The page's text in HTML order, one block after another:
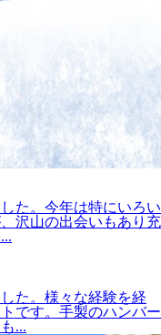
た。今年は特にいろい
沢山の出会いもあり充
た。様々な経験を経
です。手製のハンバー
...